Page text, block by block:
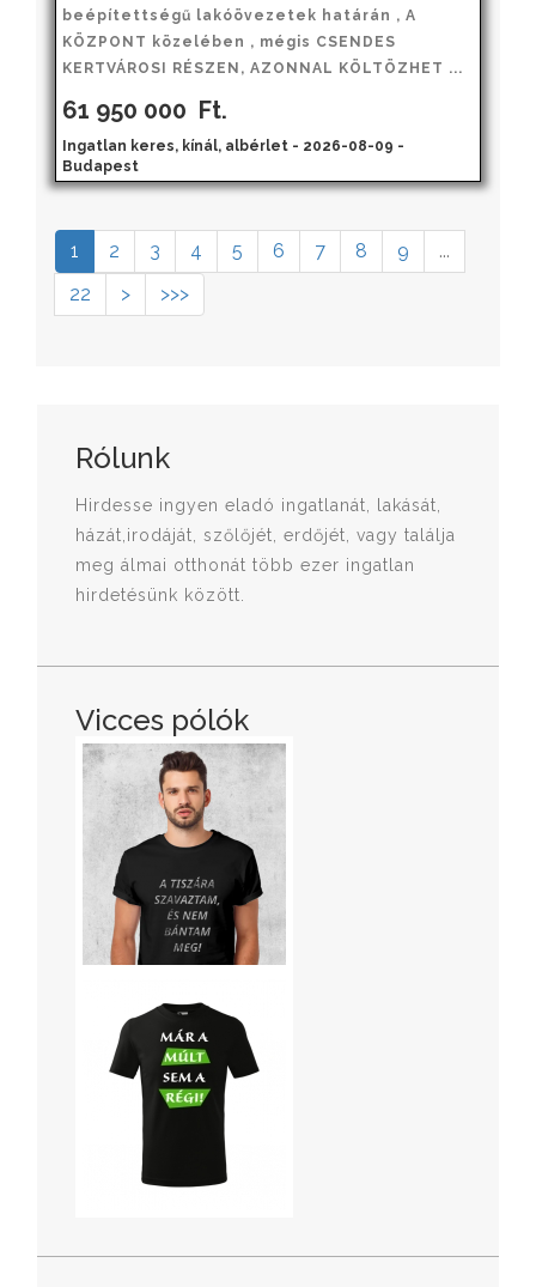
beépítettségű lakóövezetek határán , A
KÖZPONT közelében , mégis CSENDES
KERTVÁROSI RÉSZEN, AZONNAL KÖLTÖZHET ...
61 950 000 Ft.
Ingatlan keres, kínál, albérlet - 2026-08-09 -
Budapest
1 2 3 4 5 6 7 8 9
...
22
> >>>
Rólunk
Hirdesse ingyen eladó ingatlanát, lakását,
házát,irodáját, szőlőjét, erdőjét, vagy találja
meg álmai otthonát több ezer ingatlan
hirdetésünk között.
Vicces pólók